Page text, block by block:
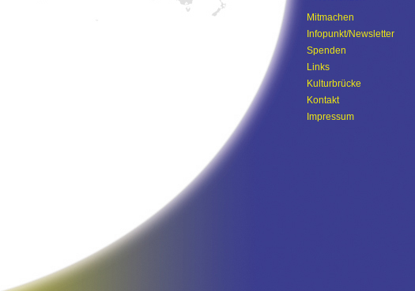
Mitmachen
Infopunkt/Newsletter
Spenden
Links
Kulturbrücke
Kontakt
Impressum